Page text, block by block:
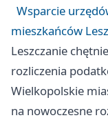
Wsparcie
mieszkańców
Leszczanie
rozliczenia
Wielkopolskie
na nowoczesne